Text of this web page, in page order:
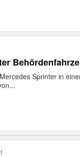
Sprinter in